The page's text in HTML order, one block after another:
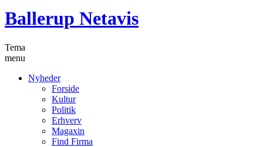
Ballerup Netavis
Tema
menu
Nyheder
Forside
Kultur
Politik
Erhverv
Magaxin
Find Firma